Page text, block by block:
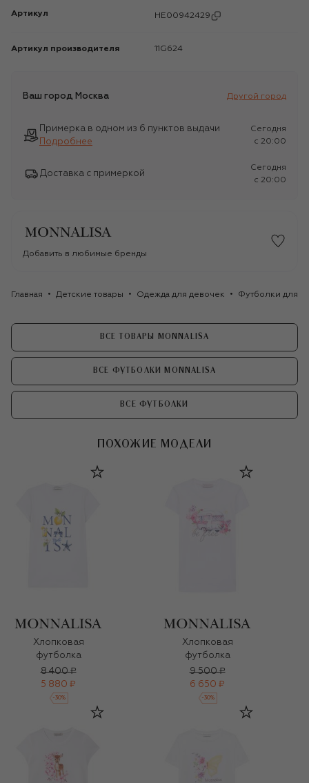
Артикул HE00942429
Артикул производителя 11G624
Ваш город Москва Другой город
Примерка в одном из 6 пунктов выдачи
Подробнее
Сегодня
c 20:00
Доставка с примеркой
Сегодня
c 20:00
Добавить в любимые бренды
Главная Детские товары Одежда для девочек Футболки для
ВСЕ ТОВАРЫ MONNALISA
ВСЕ ФУТБОЛКИ MONNALISA
ВСЕ ФУТБОЛКИ
ПОХОЖИЕ МОДЕЛИ
Хлопковая
футболка
8 400 ₽
5 880 ₽
-30%
Хлопковая
футболка
9 500 ₽
6 650 ₽
-30%